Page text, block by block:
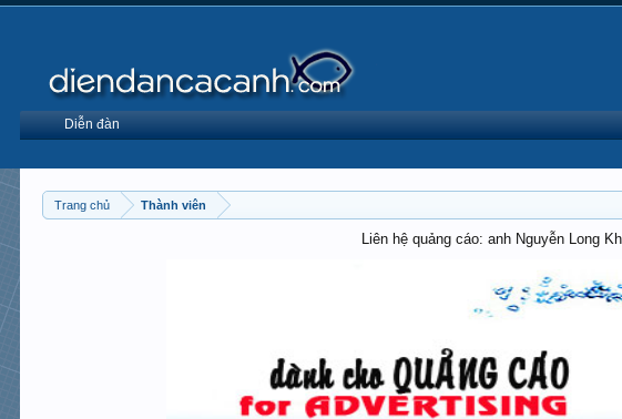
Trang chủ Thành viên
Liên hệ quảng cáo: anh Nguyễn Long
Diễn đàn